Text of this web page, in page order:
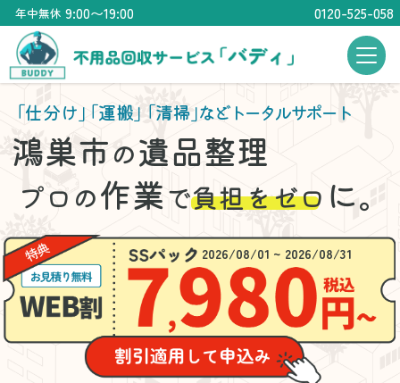
年中無休 9:00〜19:00 0120-525-058
「仕分け」「運搬」「清掃」などトータルサポート
鴻巣市の遺品整理
プロの作業で負担をゼロ に。
2026/08/01 ~ 2026/08/31